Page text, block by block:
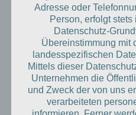
73240
Tel:
Unsere
Adresse oder
Person, erfolgt
Datenschutz-
Übereinstimmung mit
landesspezifischen
Mittels dieser
Unternehmen die
und Zweck der von uns
verarbeiteten